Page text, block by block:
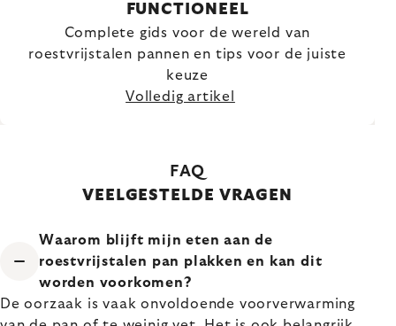
FUNCTIONEEL
Complete gids voor de wereld van
roestvrijstalen pannen en tips voor de juiste
keuze
Volledig artikel
FAQ
VEELGESTELDE VRAGEN
Waarom blijft mijn eten aan de
roestvrijstalen pan plakken en kan dit
worden voorkomen?
De oorzaak is vaak onvoldoende voorverwarming